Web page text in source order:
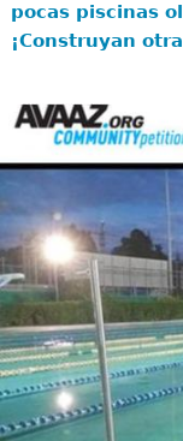
pocas piscinas
¡Construyan